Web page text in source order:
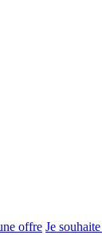
offre Je